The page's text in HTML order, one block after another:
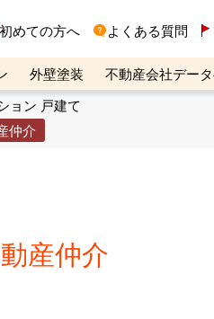
初めての方へ よくある質問
外壁塗装
不動産会社デー
相談デスク
ョン 戸建て
仲介
産仲介